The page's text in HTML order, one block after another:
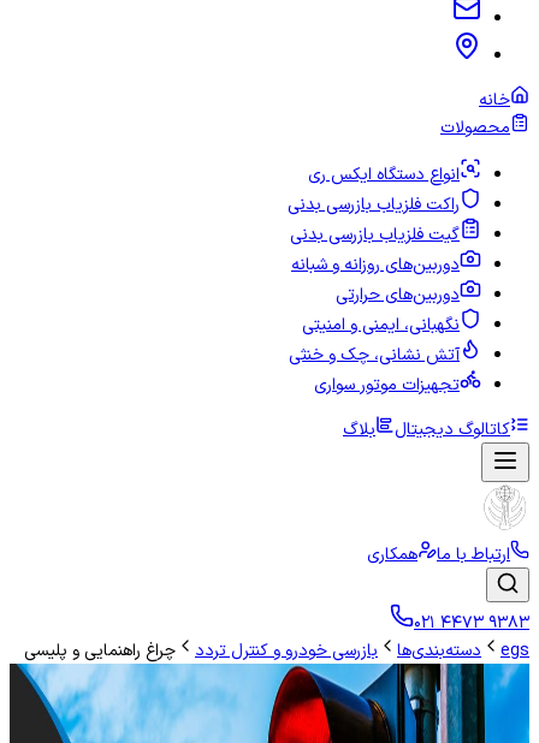
خانه
محصولات
انواع دستگاه ایکس ری
راکت فلزیاب بازرسی بدنی
گیت فلزیاب بازرسی بدنی
دوربین‌های روزانه و شبانه
دوربین‌های حرارتی
نگهبانی، ایمنی و امنیتی
آتش نشانی، چک و خنثی
تجهیزات موتور سواری
کاتالوگ دیجیتال
بلاگ
ارتباط با ما همکاری
۰۲۱ ۴۴۷۳ ۹۳۸۳
egs
دسته‌بندی‌ها بازرسی خودرو و کنترل تردد چراغ راهنمایی و پلیسی